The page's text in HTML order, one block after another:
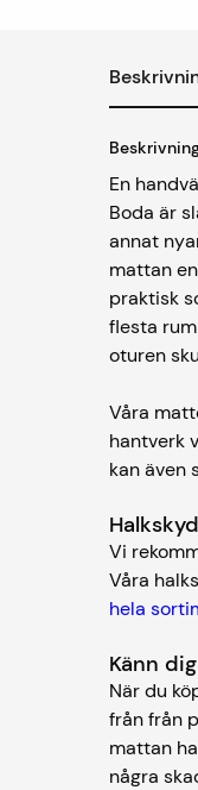
En
Boda är
annat
mattan
praktisk
flesta
oturen
Våra
hantverk
kan även
Vi
Våra
hela
Känn
När du
från från
mattan
några